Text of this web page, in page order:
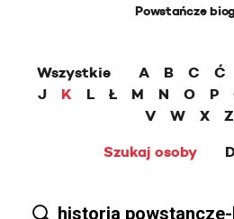
Powstańcze
Wszystkie A B C Ć
J
K L Ł M N O P
V
W X Z
Szukaj osoby